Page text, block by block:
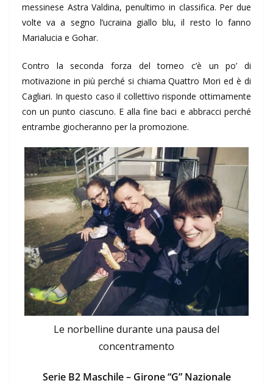
messinese Astra Valdina, penultimo in classifica. Per due
volte va a segno l’ucraina giallo blu, il resto lo fanno
Marialucia e Gohar.
Contro la seconda forza del torneo c’è un po’ di
motivazione in più perché si chiama Quattro Mori ed è di
Cagliari. In questo caso il collettivo risponde ottimamente
con un punto ciascuno. E alla fine baci e abbracci perché
entrambe giocheranno per la promozione.
Le norbelline durante una pausa del
concentramento
Serie B2 Maschile – Girone “G” Nazionale